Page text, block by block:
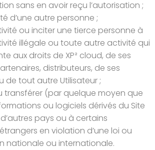
sans en avoir reçu l’autorisation ;
d’une autre personne ;
ou inciter une tierce personne à
illégale ou toute autre activité qui
aux droits de XP² cloud, de ses
distributeurs, de ses
de tout autre Utilisateur ;
transférer (par quelque moyen que
ou logiciels dérivés du Site
pays ou à certains
en violation d’une loi ou
nationale ou internationale.